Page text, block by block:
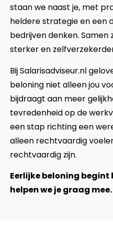
staan we naast je, met
heldere strategie en een
bedrijven denken.
sterker en
Bij Salarisadviseur.nl
beloning niet alleen jou
bijdraagt aan meer
tevredenheid op de
een stap richting een
alleen rechtvaardig
rechtvaardig zijn.
Eerlijke beloning
helpen we je graag mee.